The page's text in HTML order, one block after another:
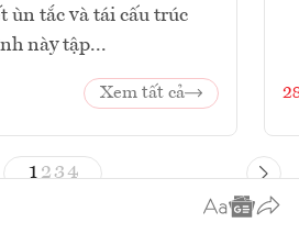
ùn tắc và tái cấu trúc
này tập...
Xem tất cả
1 23 4